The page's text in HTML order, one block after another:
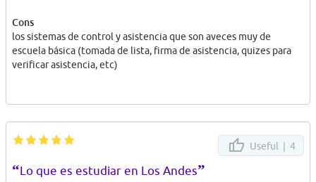
Cons
los sistemas de control y asistencia que son aveces muy de
escuela básica (tomada de lista, firma de asistencia, quizes para
verificar asistencia, etc)
Useful | 4
“Lo que es estudiar en Los Andes”